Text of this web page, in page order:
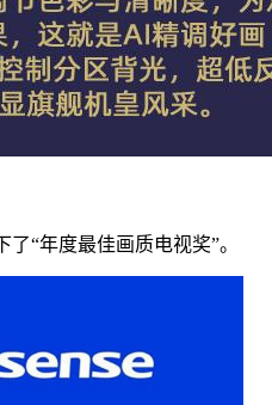
“年度最佳画质电视奖”。